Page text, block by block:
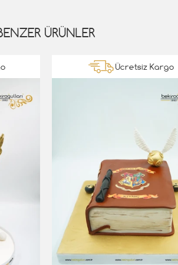
ÜRÜNLER
Ücretsiz Kargo